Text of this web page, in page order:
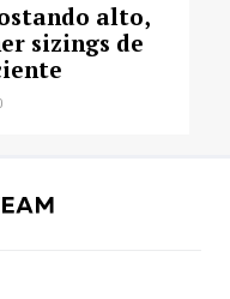
alto,
sizings de